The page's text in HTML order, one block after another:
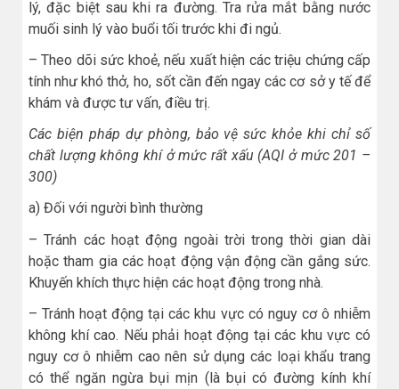
lý, đặc biệt sau khi ra đường. Tra rửa mắt bằng nước
muối sinh lý vào buổi tối trước khi đi ngủ.
– Theo dõi sức khoẻ, nếu xuất hiện các triệu chứng cấp
tính như khó thở, ho, sốt cần đến ngay các cơ sở y tế để
khám và được tư vấn, điều trị.
Các biện pháp dự phòng, bảo vệ sức khỏe khi chỉ số
chất lượng không khí ở mức rất xấu (AQI ở mức 201 –
300)
a) Đối với người bình thường
– Tránh các hoạt động ngoài trời trong thời gian dài
hoặc tham gia các hoạt động vận động cần gắng sức.
Khuyến khích thực hiện các hoạt động trong nhà.
– Tránh hoạt động tại các khu vực có nguy cơ ô nhiễm
không khí cao. Nếu phải hoạt động tại các khu vực có
nguy cơ ô nhiễm cao nên sử dụng các loại khẩu trang
có thể ngăn ngừa bụi mịn (là bụi có đường kính khí